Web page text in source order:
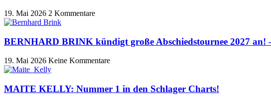
19. Mai 2026 2 Kommentare
BERNHARD BRINK kündigt große Abschiedstournee 2027 an!
19. Mai 2026 Keine Kommentare
MAITE KELLY: Nummer 1 in den Schlager Charts!